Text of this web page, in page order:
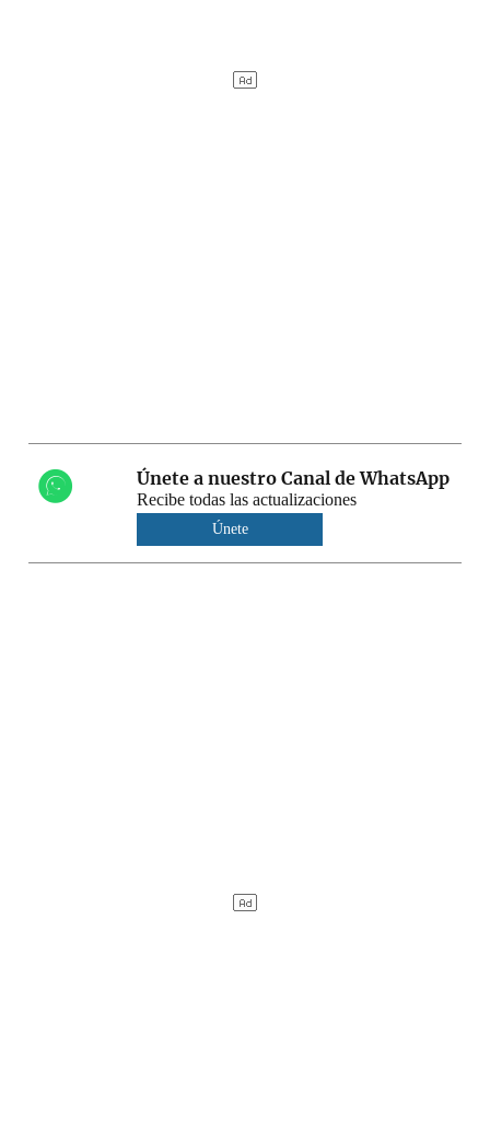
Únete a nuestro Canal de WhatsApp
Recibe todas las actualizaciones
Únete